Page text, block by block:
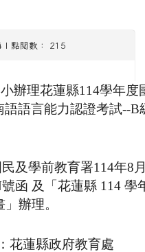
點閱數： 215
辦理花蓮縣114學年
語語言能力認證考試--
及學前教育署114年8
號函 及「花蓮縣 114
辦理。
花蓮縣政府教育處